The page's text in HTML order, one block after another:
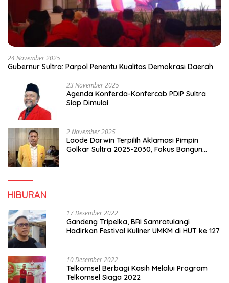
24 November 2025
Gubernur Sultra: Parpol Penentu Kualitas Demokrasi Daerah
23 November 2025
Agenda Konferda-Konfercab PDIP Sultra
Siap Dimulai
2 November 2025
Laode Darwin Terpilih Aklamasi Pimpin
Golkar Sultra 2025-2030, Fokus Bangun
HIBURAN
17 Desember 2022
Gandeng Tripelka, BRI Samratulangi
Hadirkan Festival Kuliner UMKM di HUT ke 127
10 Desember 2022
Telkomsel Berbagi Kasih Melalui Program
Telkomsel Siaga 2022